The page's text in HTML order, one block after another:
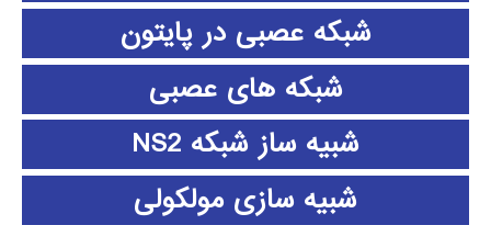
شبکه عصبی در پایتون
شبکه های عصبی
شبیه ساز شبکه NS2
شبیه سازی مولکولی